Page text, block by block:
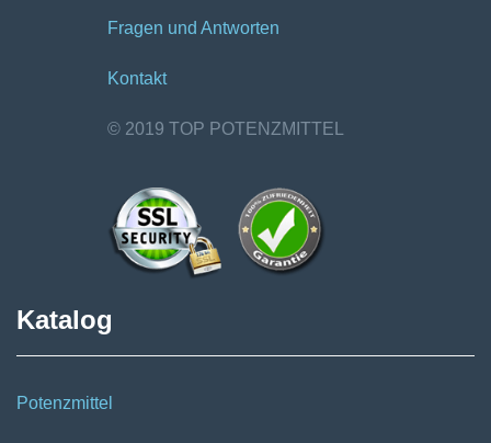
Fragen und Antworten
Kontakt
© 2019 TOP POTENZMITTEL
Katalog
Potenzmittel